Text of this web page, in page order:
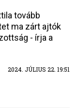
tovább
ma zárt ajtók
- írja a
2024. JÚLIUS 22. 19:51